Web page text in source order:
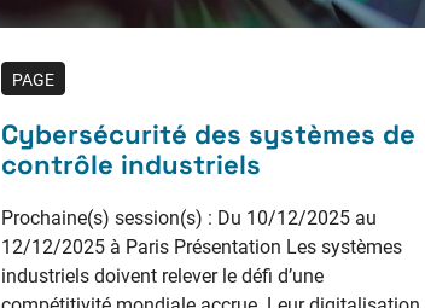
PAGE
Cybersécurité des systèmes de
contrôle industriels
Prochaine(s) session(s) : Du 10/12/2025 au
12/12/2025 à Paris Présentation Les systèmes
industriels doivent relever le défi d’une